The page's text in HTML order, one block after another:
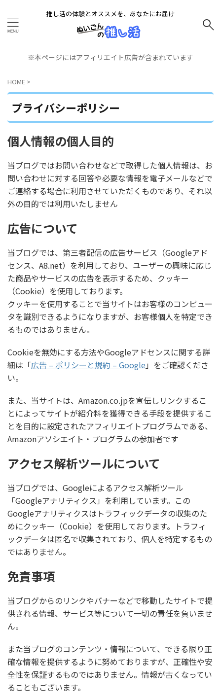
推し活の体験とオススメを、あなたにお届け
※本ページにはアフィリエイト広告が含まれています
HOME >
プライバシーポリシー
個人情報の個人目的
当ブログではお問い合わせなどで取得した個人情報は、お
問い合わせに対する回答や必要な情報を電子メールなどで
ご連絡する場合に利用させていただくものであり、それ以
外の目的では利用いたしません
広告について
当ブログでは、第三者配信の広告サービス（Googleアド
センス、A8.net）を利用しており、ユーザーの興味に応じ
た商品やサービスの広告を表示するため、クッキー
（Cookie）を使用しております。
クッキーを使用することで当サイトはお客様のコンピュー
タを識別できるようになりますが、お客様個人を特定でき
るものではありません。
Cookieを無効にする方法やGoogleアドセンスに関する詳
細は「広告 – ポリシーと規約 – Google 」をご確認くださ
い。
また、当サイトは、Amazon.co.jpを宣伝しリンクするこ
とによってサイトが紹介料を獲得できる手段を提供するこ
とを目的に設定されたアフィリエイトプログラムである、
Amazonアソシエイト・プログラムの参加者です
アクセス解析ツールについて
当ブログでは、Googleによるアクセス解析ツール
「Googleアナリティクス」を利用しています。この
Googleアナリティクスはトラフィックデータの収集のた
めにクッキー（Cookie）を使用しております。トラフィ
ックデータは匿名で収集されており、個人を特定するもの
ではありません。
免責事項
当ブログからのリンクやバナーなどで移動したサイトで提
供される情報、サービス等について一切の責任を負いませ
ん。
また当ブログのコンテンツ・情報について、できる限り正
確な情報を提供するように努めておりますが、正確性や安
全性を保証するものではありません。情報が古くなってい
ることもございます。